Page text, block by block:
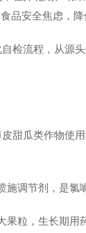
品安全焦虑，降
检流程，从源
甜瓜类作物使
调节剂，是氯
粒，生长期用